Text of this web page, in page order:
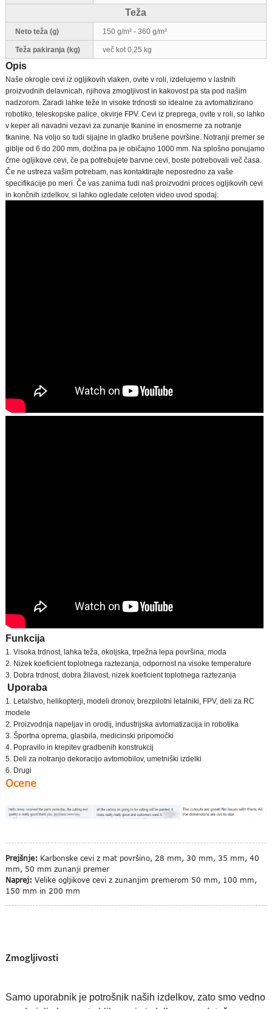
Teža
Neto teža (g) 150 g/m² - 360 g/m²
Teža pakiranja (kg) več kot 0,25 kg
Opis
Naše okrogle cevi iz ogljikovih vlaken, ovite v roli, izdelujemo v lastnih
proizvodnih delavnicah, njihova zmogljivost in kakovost pa sta pod našim
nadzorom. Zaradi lahke teže in visoke trdnosti so idealne za avtomatizirano
robotiko, teleskopske palice, okvirje FPV. Cevi iz preprega, ovite v roli, so lahko
v keper ali navadni vezavi za zunanje tkanine in enosmerne za notranje
tkanine. Na voljo so tudi sijajne in gladko brušene površine. Notranji premer se
giblje od 6 do 200 mm, dolžina pa je običajno 1000 mm. Na splošno ponujamo
črne ogljikove cevi, če pa potrebujete barvne cevi, boste potrebovali več časa.
Če ne ustreza vašim potrebam, nas kontaktirajte neposredno za vaše
specifikacije po meri. Če vas zanima tudi naš proizvodni proces ogljikovih cevi
in končnih izdelkov, si lahko ogledate celoten video uvod spodaj:
Funkcija
1. Visoka trdnost, lahka teža, okoljska, trpežna lepa površina, moda
2. Nizek koeficient toplotnega raztezanja, odpornost na visoke temperature
3. Dobra trdnost, dobra žilavost, nizek koeficient toplotnega raztezanja
Uporaba
1. Letalstvo, helikopterji, modeli dronov, brezpilotni letalniki, FPV, deli za RC
modele
2. Proizvodnja napeljav in orodij, industrijska avtomatizacija in robotika
3. Športna oprema, glasbila, medicinski pripomočki
4. Popravilo in krepitev gradbenih konstrukcij
5. Deli za notranjo dekoracijo avtomobilov, umetniški izdelki
6. Drugi
Ocene
Prejšnje: Karbonske cevi z mat površino, 28 mm, 30 mm, 35 mm, 40
mm, 50 mm zunanji premer
Naprej: Velike ogljikove cevi z zunanjim premerom 50 mm, 100 mm,
150 mm in 200 mm
Zmogljivosti
Samo uporabnik je potrošnik naših izdelkov, zato smo vedno